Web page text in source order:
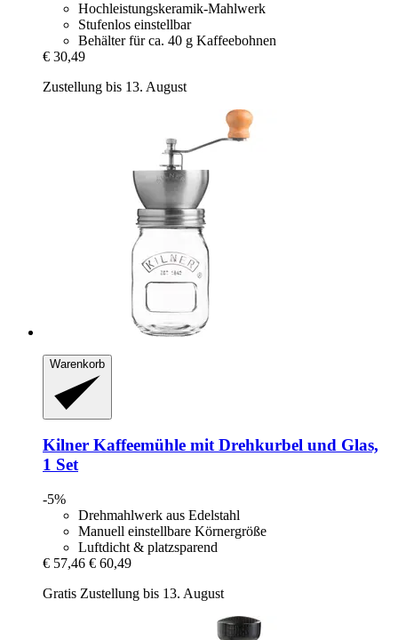
Hochleistungskeramik-Mahlwerk
Stufenlos einstellbar
Behälter für ca. 40 g Kaffeebohnen
€ 30,49
Zustellung bis 13. August
Warenkorb
Kilner Kaffeemühle mit Drehkurbel und Glas,
1 Set
-5%
Drehmahlwerk aus Edelstahl
Manuell einstellbare Körnergröße
Luftdicht & platzsparend
€ 57,46 € 60,49
Gratis Zustellung bis 13. August